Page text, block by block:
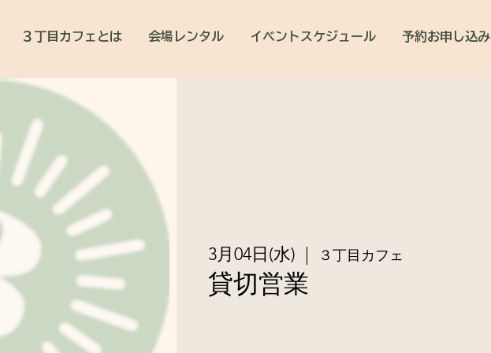
３丁目カフェとは 会場レンタル イベントスケジュール 予約お申し込み
3月04日(水) ３丁目カフェ
貸切営業